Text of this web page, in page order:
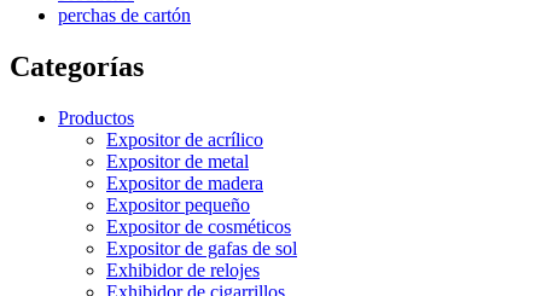
perchas de cartón
Categorías
Productos
Expositor de acrílico
Expositor de metal
Expositor de madera
Expositor pequeño
Expositor de cosméticos
Expositor de gafas de sol
Exhibidor de relojes